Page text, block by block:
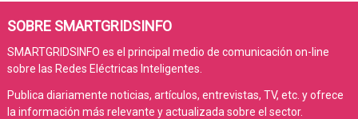
SOBRE SMARTGRIDSINFO
SMARTGRIDSINFO es el principal medio de comunicación on-line
sobre las Redes Eléctricas Inteligentes.
Publica diariamente noticias, artículos, entrevistas, TV, etc. y ofrece
la información más relevante y actualizada sobre el sector.